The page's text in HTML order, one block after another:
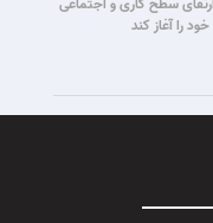
را آغاز کند